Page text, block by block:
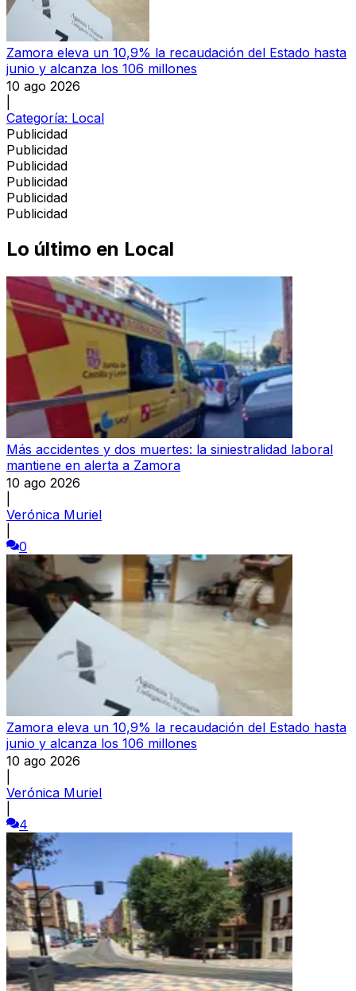
Zamora eleva un 10,9% la recaudación del Estado hasta
junio y alcanza los 106 millones
10 ago 2026
Categoría: Local
Publicidad
Publicidad
Publicidad
Publicidad
Publicidad
Publicidad
Lo último en Local
Más accidentes y dos muertes: la siniestralidad laboral
mantiene en alerta a Zamora
10 ago 2026
Verónica Muriel
0
Zamora eleva un 10,9% la recaudación del Estado hasta
junio y alcanza los 106 millones
10 ago 2026
Verónica Muriel
4